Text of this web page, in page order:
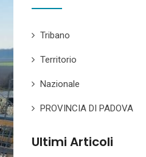
Tribano
Territorio
Nazionale
PROVINCIA DI PADOVA
Ultimi Articoli